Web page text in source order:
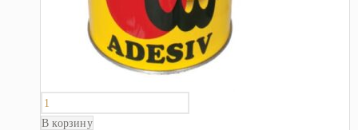
В корзину